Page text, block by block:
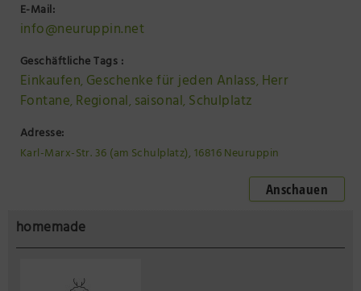
E-Mail:
info@neuruppin.net
Geschäftliche Tags :
Einkaufen, Geschenke für jeden Anlass, Herr
Fontane, Regional, saisonal, Schulplatz
Adresse:
Karl-Marx-Str. 36 (am Schulplatz), 16816 Neuruppin
Anschauen
homemade